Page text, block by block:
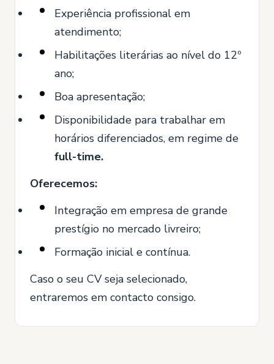
Experiência profissional em
atendimento;
Habilitações literárias ao nível do 12º
ano;
Boa apresentação;
Disponibilidade para trabalhar em
horários diferenciados, em regime de
full-time.
Oferecemos:
Integração em empresa de grande
prestígio no mercado livreiro;
Formação inicial e contínua.
Caso o seu CV seja selecionado,
entraremos em contacto consigo.